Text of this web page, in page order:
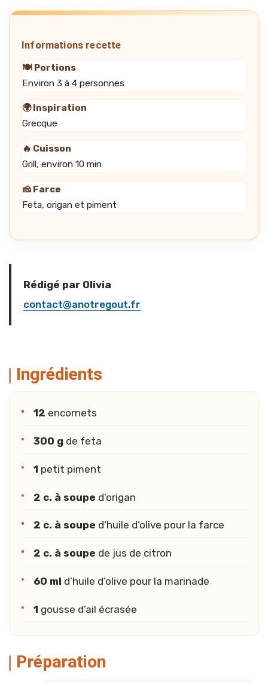
Informations recette
🍽️ Portions
Environ 3 à 4 personnes
🌍 Inspiration
Grecque
🔥 Cuisson
Grill, environ 10 min
🧀 Farce
Feta, origan et piment
Rédigé par Olivia
contact@anotregout.fr
Ingrédients
12 encornets
300 g de feta
1 petit piment
2 c. à soupe d’origan
2 c. à soupe d’huile d’olive pour la farce
2 c. à soupe de jus de citron
60 ml d’huile d’olive pour la marinade
1 gousse d’ail écrasée
Préparation